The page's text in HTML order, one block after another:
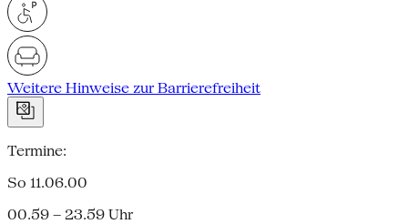
Weitere Hinweise zur Barrierefreiheit
Termine:
So 11.06.00
00.59 – 23.59 Uhr